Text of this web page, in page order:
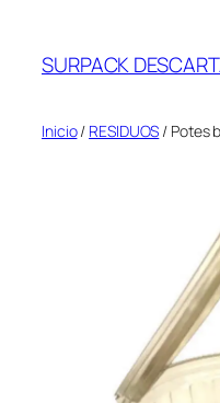
contenido
SURPACK
Inicio/ RESIDUOS / Potes